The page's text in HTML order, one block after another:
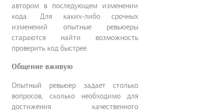
автором в последующем изменении
кода. Для каких-либо срочных
изменений опытные ревьюеры
стараются найти возможность
проверить код быстрее.
Общение вживую
Опытный ревьюер задает столько
вопросов, сколько необходимо для
достижения качественного